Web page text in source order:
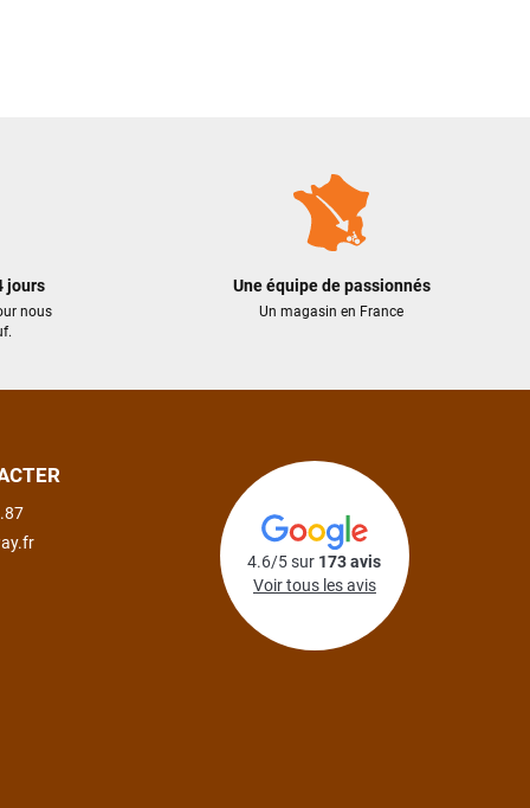
jours
nous
Une équipe de passionnés
Un magasin en France
4.6/5 sur 173 avis
Voir tous les avis